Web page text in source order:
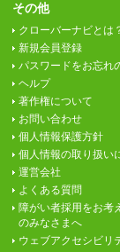
その他
クローバーナビとは
新規会員登録
パスワードをお忘れ
ヘルプ
著作権について
お問い合わせ
個人情報保護方針
個人情報の取り扱い
運営会社
よくある質問
障がい者採用をお考
のみなさまへ
ウェブアクセシビリ